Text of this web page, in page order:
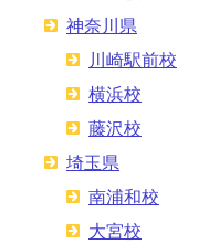
神奈川県
川崎駅前校
横浜校
藤沢校
埼玉県
南浦和校
大宮校